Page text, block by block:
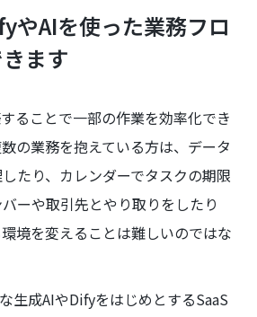
やAIを使った業務フロ
ます
ることで一部の作業を効率化でき
の業務を抱えている方は、データ
たり、カレンダーでタスクの期限
ーや取引先とやり取りをしたり
境を変えることは難しいのではな
生成AIやDifyをはじめとするSaaS